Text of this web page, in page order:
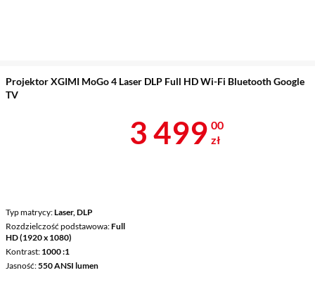
Projektor XGIMI MoGo 4 Laser DLP Full HD Wi-Fi Bluetooth Google
TV
Typ matrycy Laser, DLP
Rozdzielczość podstawowa Full
HD (1920 x 1080)
Kontrast 1000 :1
Jasność 550 ANSI lumen
Cena 3 499 zł
3 499 00
zł